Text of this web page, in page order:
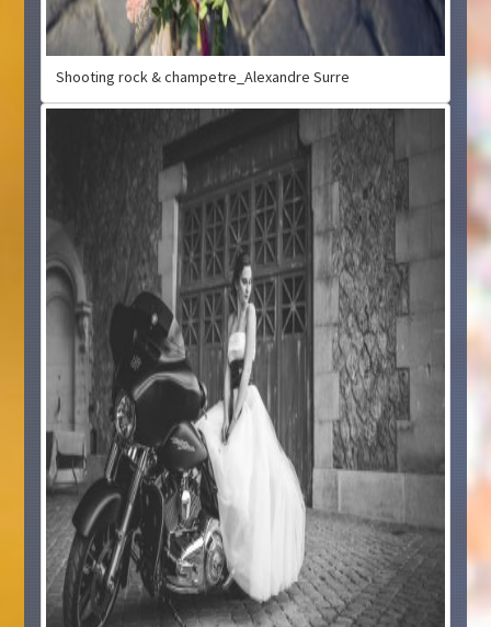
Shooting rock & champetre_Alexandre Surre